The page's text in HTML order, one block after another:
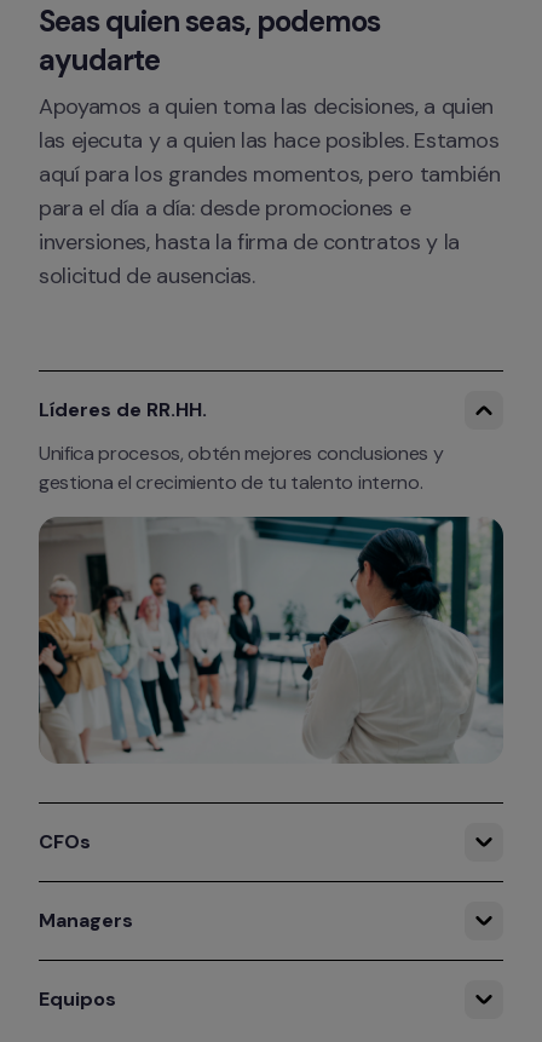
Seas quien seas, podemos
ayudarte
Apoyamos a quien toma las decisiones, a quien
las ejecuta y a quien las hace posibles. Estamos
aquí para los grandes momentos, pero también
para el día a día: desde promociones e
inversiones, hasta la firma de contratos y la
solicitud de ausencias.
Líderes de RR.HH.
Unifica procesos, obtén mejores conclusiones y
gestiona el crecimiento de tu talento interno.
CFOs
Managers
Equipos